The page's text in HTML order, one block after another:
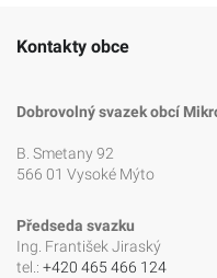
Kontakty obce
Dobrovolný svazek obcí
B. Smetany 92
566 01 Vysoké Mýto
Předseda svazku
Ing. František Jiraský
tel.: +420 465 466 124